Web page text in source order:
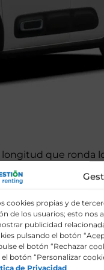
cookies propias y de
de los usuarios; esto nos
publicidad
pulsando el botón
el botón “Rechazar
botón “Personalizar
de Privacidad
que ronda
natural es la
70 %, fueron
crece año a